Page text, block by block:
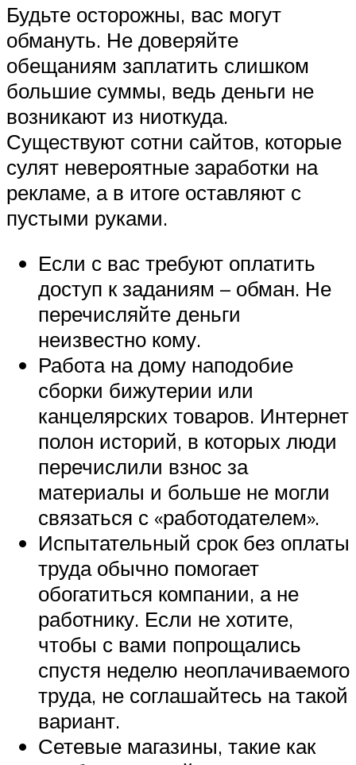
Будьте осторожны, вас могут
обмануть. Не доверяйте
обещаниям заплатить слишком
большие суммы, ведь деньги не
возникают из ниоткуда.
Существуют сотни сайтов, которые
сулят невероятные заработки на
рекламе, а в итоге оставляют с
пустыми руками.
Если с вас требуют оплатить
доступ к заданиям – обман. Не
перечисляйте деньги
неизвестно кому.
Работа на дому наподобие
сборки бижутерии или
канцелярских товаров. Интернет
полон историй, в которых люди
перечислили взнос за
материалы и больше не могли
связаться с «работодателем».
Испытательный срок без оплаты
труда обычно помогает
обогатиться компании, а не
работнику. Если не хотите,
чтобы с вами попрощались
спустя неделю неоплачиваемого
труда, не соглашайтесь на такой
вариант.
Сетевые магазины, такие как